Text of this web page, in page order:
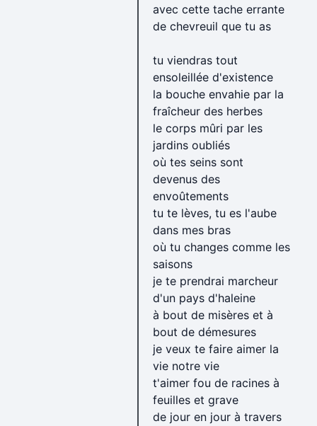
avec cette tache errante
de chevreuil que tu as
tu viendras tout
ensoleillée d'existence
la bouche envahie par la
fraîcheur des herbes
le corps mûri par les
jardins oubliés
où tes seins sont
devenus des
envoûtements
tu te lèves, tu es l'aube
dans mes bras
où tu changes comme les
saisons
je te prendrai marcheur
d'un pays d'haleine
à bout de misères et à
bout de démesures
je veux te faire aimer la
vie notre vie
t'aimer fou de racines à
feuilles et grave
de jour en jour à travers